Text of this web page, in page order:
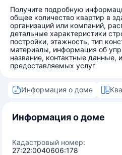
Получите подробную
общее количество квартир в
организаций или компаний,
детальные характеристики
постройки, этажность, тип
материалы, информация об
название, контактные данные,
предоставляемых услуг
Информация о доме
Информация о доме
Кадастровый номер:
27:22:0040606:178